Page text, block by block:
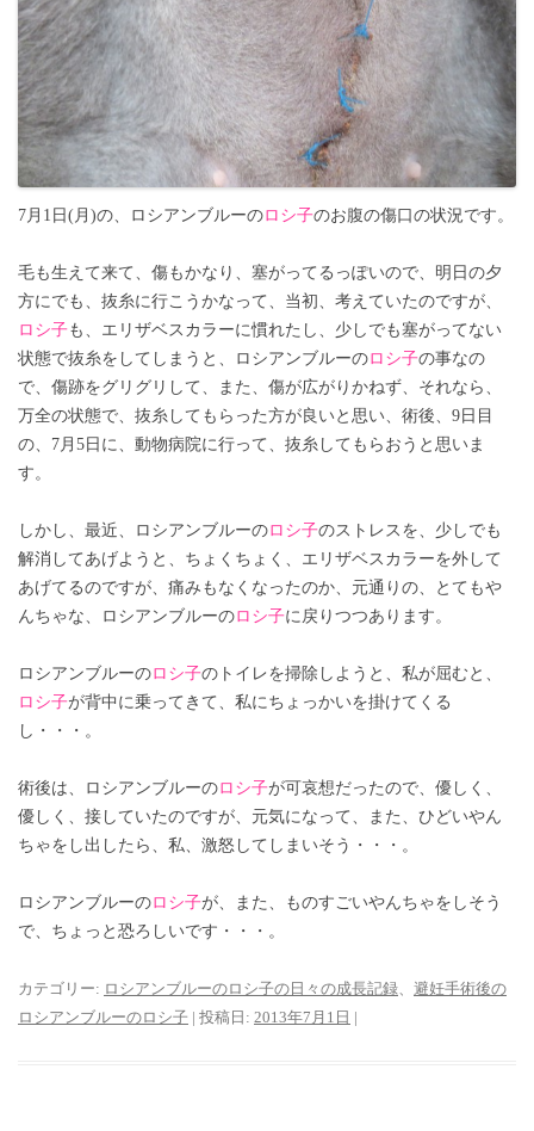
7月1日(月)の、ロシアンブルーのロシ子のお腹の傷口の状況です。
毛も生えて来て、傷もかなり、塞がってるっぽいので、明日の夕
方にでも、抜糸に行こうかなって、当初、考えていたのですが、
ロシ子も、エリザベスカラーに慣れたし、少しでも塞がってない
状態で抜糸をしてしまうと、ロシアンブルーのロシ子の事なの
で、傷跡をグリグリして、また、傷が広がりかねず、それなら、
万全の状態で、抜糸してもらった方が良いと思い、術後、9日目
の、7月5日に、動物病院に行って、抜糸してもらおうと思いま
す。
しかし、最近、ロシアンブルーのロシ子のストレスを、少しでも
解消してあげようと、ちょくちょく、エリザベスカラーを外して
あげてるのですが、痛みもなくなったのか、元通りの、とてもや
んちゃな、ロシアンブルーのロシ子に戻りつつあります。
ロシアンブルーのロシ子のトイレを掃除しようと、私が屈むと、
ロシ子が背中に乗ってきて、私にちょっかいを掛けてくる
し・・・。
術後は、ロシアンブルーのロシ子が可哀想だったので、優しく、
優しく、接していたのですが、元気になって、また、ひどいやん
ちゃをし出したら、私、激怒してしまいそう・・・。
ロシアンブルーのロシ子が、また、ものすごいやんちゃをしそう
で、ちょっと恐ろしいです・・・。
カテゴリー: ロシアンブルーのロシ子の日々の成長記録、 避妊手術後の
ロシアンブルーのロシ子 | 投稿日: 2013年7月1日 |